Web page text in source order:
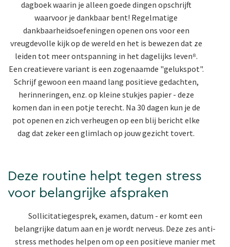
dagboek waarin je alleen goede dingen opschrijft
waarvoor je dankbaar bent! Regelmatige
dankbaarheidsoefeningen openen ons voor een
vreugdevolle kijk op de wereld en het is bewezen dat ze
leiden tot meer ontspanning in het dagelijks leven⁸.
Een creatievere variant is een zogenaamde "gelukspot".
Schrijf gewoon een maand lang positieve gedachten,
herinneringen, enz. op kleine stukjes papier - deze
komen dan in een potje terecht. Na 30 dagen kun je de
pot openen en zich verheugen op een blij bericht elke
dag dat zeker een glimlach op jouw gezicht tovert.
Deze routine helpt tegen stress
voor belangrijke afspraken
Sollicitatiegesprek, examen, datum - er komt een
belangrijke datum aan en je wordt nerveus. Deze zes anti-
stress methodes helpen om op een positieve manier met